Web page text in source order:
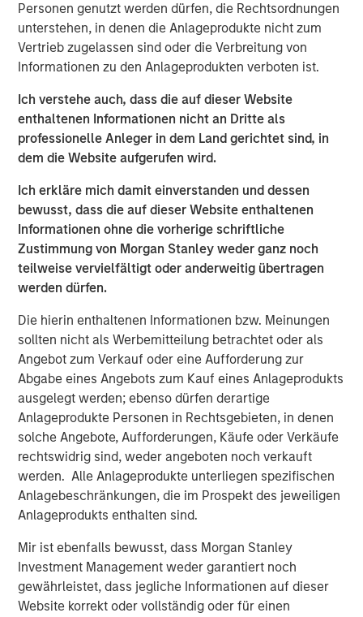
Personen genutzt werden dürfen, die Rechtsordnungen
unterstehen, in denen die Anlageprodukte nicht zum
Vertrieb zugelassen sind oder die Verbreitung von
Informationen zu den Anlageprodukten verboten ist.
Ich verstehe auch, dass die auf dieser Website
enthaltenen Informationen nicht an Dritte als
professionelle Anleger in dem Land gerichtet sind, in
dem die Website aufgerufen wird.
Ich erkläre mich damit einverstanden und dessen
bewusst, dass die auf dieser Website enthaltenen
Informationen ohne die vorherige schriftliche
Zustimmung von Morgan Stanley weder ganz noch
teilweise vervielfältigt oder anderweitig übertragen
werden dürfen.
Die hierin enthaltenen Informationen bzw. Meinungen
sollten nicht als Werbemitteilung betrachtet oder als
Angebot zum Verkauf oder eine Aufforderung zur
Abgabe eines Angebots zum Kauf eines Anlageprodukts
ausgelegt werden; ebenso dürfen derartige
Anlageprodukte Personen in Rechtsgebieten, in denen
solche Angebote, Aufforderungen, Käufe oder Verkäufe
rechtswidrig sind, weder angeboten noch verkauft
werden. Alle Anlageprodukte unterliegen spezifischen
Anlagebeschränkungen, die im Prospekt des jeweiligen
Anlageprodukts enthalten sind.
Mir ist ebenfalls bewusst, dass Morgan Stanley
Investment Management weder garantiert noch
gewährleistet, dass jegliche Informationen auf dieser
Website korrekt oder vollständig oder für einen
Our over 40-year history of managing emerging markets
debt has given us a unique perspective on managing risk
for our clients. Our focus on utilizing the full investment
universe, concentrating our research on countries and
companies exhibiting structural changes, and our world-
class dedicated trading and operations team
differentiates us from other managers and drives our
performance.
Featured Products
Emerging Markets Debt Fund
Emerging Markets Corporate Debt Fund
Emerging Markets Debt Opportunities Fund
Ähnliche Einblicke
ARTIKEL
Emerging Markets Debt Monitor – Q2 2026
ARTIKEL
Schwellenländeranleihen behaupten sich
trotz zunehmender geopolitischer
Spannungen
VIDEO